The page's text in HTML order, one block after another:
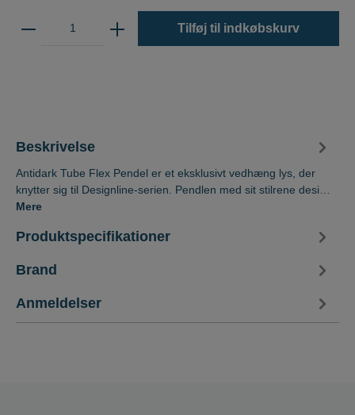
Tilføj til indkøbskurv
Beskrivelse
Antidark Tube Flex Pendel er et eksklusivt vedhæng lys, der
knytter sig til Designline-serien. Pendlen med sit stilrene desi…
Mere
Produktspecifikationer
Brand
Anmeldelser